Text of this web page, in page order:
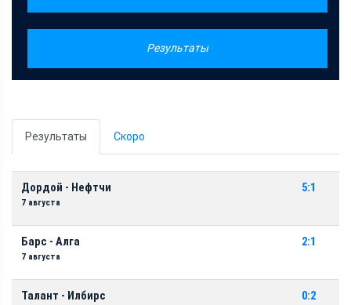
Результаты
Результаты Скоро
Дордой - Нефтчи
7 августа
5:1
Барс - Алга
7 августа
2:1
Талант - Илбирс 0:2